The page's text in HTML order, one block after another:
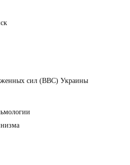
сил (ВВС) Украины